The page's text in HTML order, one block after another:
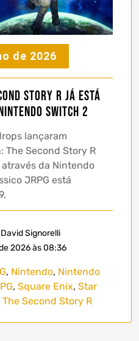
de 2026
Story R já está
Switch 2
lançaram
The Second Story R
da Nintendo
JRPG está
Signorelli
2026 às 08:36
, Nintendo, Nintendo
, Square Enix, Star
Second Story R